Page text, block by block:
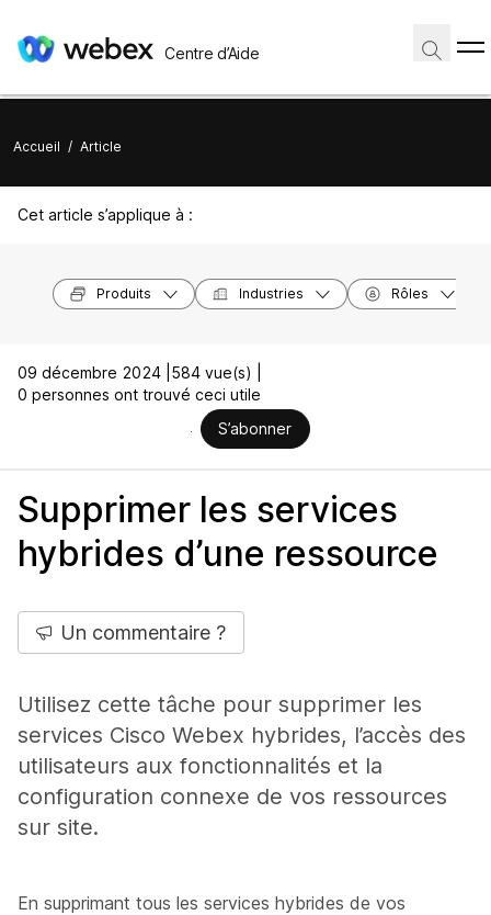
Centre d’Aide
Accueil / Article
Cet article s’applique à :
Produits Industries Rôles
09 décembre 2024 | 584 vue(s) |
0 personnes ont trouvé ceci utile
S’abonner
Supprimer les services
hybrides d’une ressource
Un commentaire ?
Utilisez cette tâche pour supprimer les
services Cisco Webex hybrides, l’accès des
utilisateurs aux fonctionnalités et la
configuration connexe de vos ressources
sur site.
En supprimant tous les services hybrides de vos